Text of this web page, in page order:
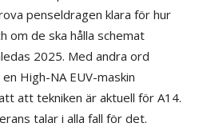
penseldragen klara för hur
om de ska hålla schemat
2025. Med andra ord
High-NA EUV-maskin
att tekniken är aktuell för A14.
talar i alla fall för det.